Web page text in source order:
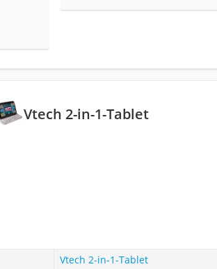
Vtech 2-in-1-Tablet
Vtech 2-in-1-Tablet